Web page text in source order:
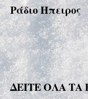
Ράδιο Ήπειρος
ΔΕΙΤΕ ΟΛΑ